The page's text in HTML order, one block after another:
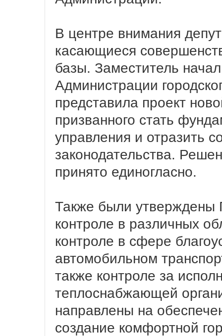
В центре внимания
касающиеся
базы. Заместитель
Администрации
представила проект
призванного стать
управления и отразить
законодательства.
принято единогласно.
Также были утверждены
контроле в различных
контроле в сфере
автомобильном
также контроле за
теплоснабжающей
направлены на
создание комфортной